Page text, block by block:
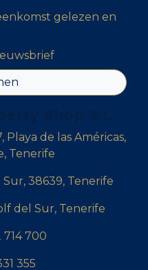
gelezen en
Playa de las Américas,
Tenerife
Sur, 38639, Tenerife
del Sur, Tenerife
714 700
355